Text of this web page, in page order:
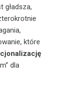
gładsza,
które
dla